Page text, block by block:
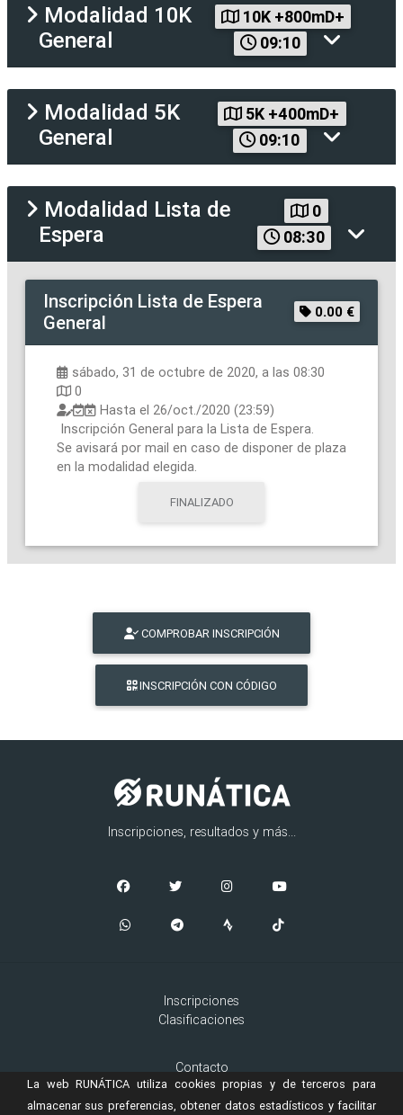
Modalidad 10K
General
10K +800mD+
09:10
Modalidad 5K
General
5K +400mD+
09:10
Modalidad Lista de
Espera
0
08:30
Inscripción Lista de Espera
General
0.00 €
sábado, 31 de octubre de 2020, a las 08:30
0
Hasta el 26/oct./2020 (23:59)
Inscripción General para la Lista de Espera.
Se avisará por mail en caso de disponer de plaza
en la modalidad elegida.
FINALIZADO
COMPROBAR INSCRIPCIÓN
INSCRIPCIÓN CON CÓDIGO
Inscripciones, resultados y más...
Inscripciones
Clasificaciones
Contacto
Aviso Legal
Cookies
La web RUNÁTICA utiliza cookies propias y de terceros para
almacenar sus preferencias, obtener datos estadísticos y facilitar